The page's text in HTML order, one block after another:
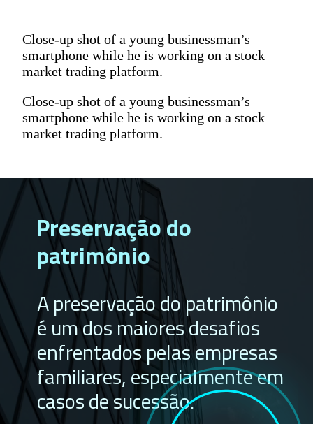
Close-up shot of a young businessman’s
smartphone while he is working on a stock
market trading platform.
Close-up shot of a young businessman’s
smartphone while he is working on a stock
market trading platform.
Preservação do
patrimônio
A preservação do patrimônio
é um dos maiores desafios
enfrentados pelas empresas
familiares, especialmente em
casos de sucessão.